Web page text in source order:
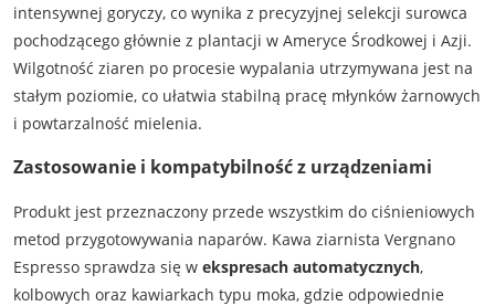
intensywnej goryczy, co wynika z precyzyjnej selekcji surowca
pochodzącego głównie z plantacji w Ameryce Środkowej i Azji.
Wilgotność ziaren po procesie wypalania utrzymywana jest na
stałym poziomie, co ułatwia stabilną pracę młynków żarnowych
i powtarzalność mielenia.
Zastosowanie i kompatybilność z urządzeniami
Produkt jest przeznaczony przede wszystkim do ciśnieniowych
metod przygotowywania naparów. Kawa ziarnista Vergnano
Espresso sprawdza się w ekspresach automatycznych,
kolbowych oraz kawiarkach typu moka, gdzie odpowiednie